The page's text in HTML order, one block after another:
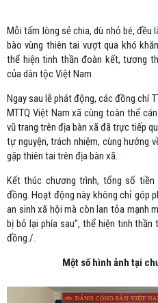
Mỗi tấm lòng sẻ chia, dù nhỏ bé, đều
bào vùng thiên tai vượt qua khó
thể hiện tinh thần đoàn kết, tương
của dân tộc Việt Nam
Ngay sau lễ phát động, các đồng chí
MTTQ Việt Nam xã cùng toàn thể
vũ trang trên địa bàn xã đã trực tiếp
tự nguyện, trách nhiệm, cùng hướng
gặp thiên tai trên địa bàn xã.
Kết thúc chương trình, tổng số
đồng. Hoạt động này không chỉ góp
an sinh xã hội mà còn lan tỏa mạnh
bị bỏ lại phía sau”, thể hiện tinh
đồng./.
Một số hình ảnh tại